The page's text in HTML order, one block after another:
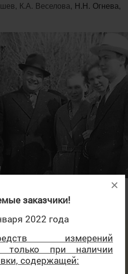
заказчики!
2022 года
измерений
только при наличии
содержащей:
×
К.А. Веселова, Н.Н. Огнева,